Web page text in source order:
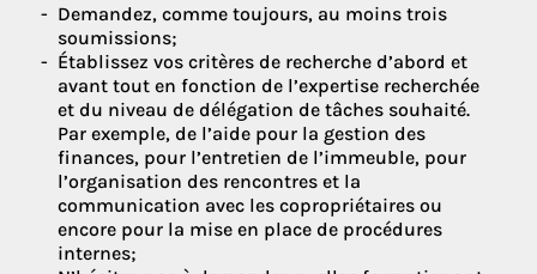
Demandez, comme toujours, au moins trois
soumissions;
Établissez vos critères de recherche d’abord et
avant tout en fonction de l’expertise recherchée
et du niveau de délégation de tâches souhaité.
Par exemple, de l’aide pour la gestion des
finances, pour l’entretien de l’immeuble, pour
l’organisation des rencontres et la
communication avec les copropriétaires ou
encore pour la mise en place de procédures
internes;